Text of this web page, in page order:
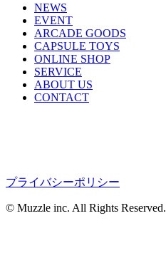
NEWS
EVENT
ARCADE GOODS
CAPSULE TOYS
ONLINE SHOP
SERVICE
ABOUT US
CONTACT
プライバシーポリシー
© Muzzle inc. All Rights Reserved.